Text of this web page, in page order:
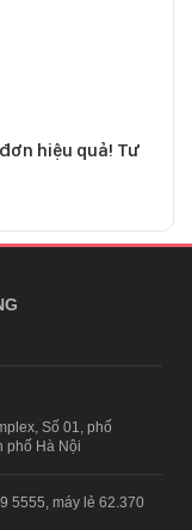
hiệu quả! Tư
Số 01, phố
phố Hà Nội
5555, máy lẻ 62.370